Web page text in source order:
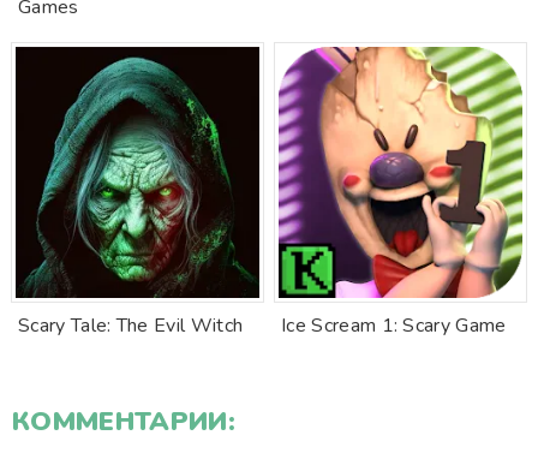
Games
Scary Tale: The Evil Witch Ice Scream 1: Scary Game
КОММЕНТАРИИ: